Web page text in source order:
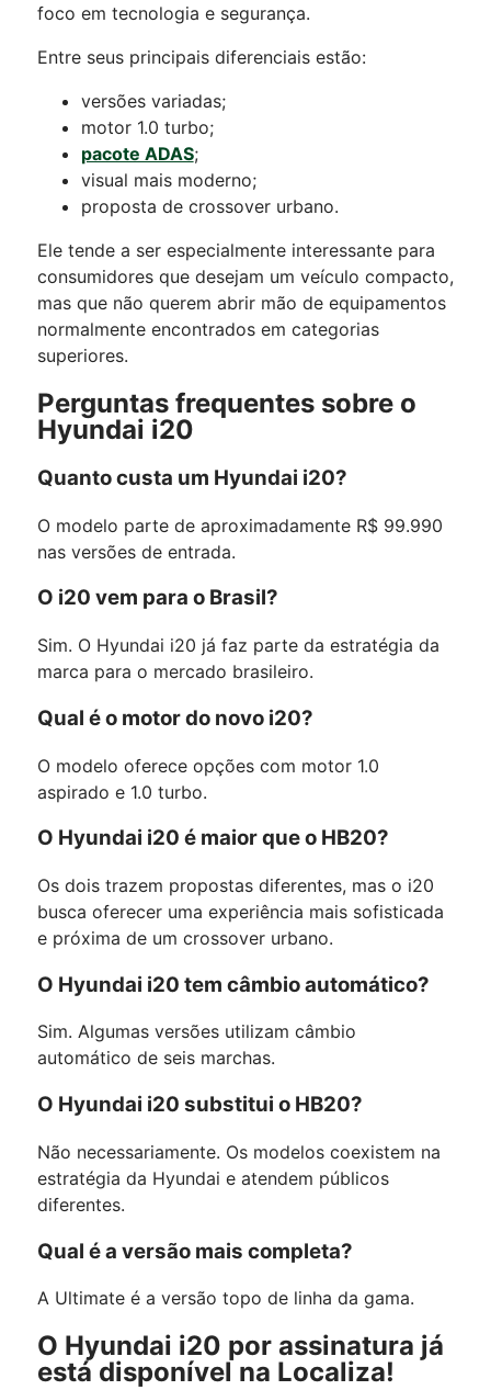
foco em tecnologia e segurança.
Entre seus principais diferenciais estão:
versões variadas;
motor 1.0 turbo;
pacote ADAS;
visual mais moderno;
proposta de crossover urbano.
Ele tende a ser especialmente interessante para
consumidores que desejam um veículo compacto,
mas que não querem abrir mão de equipamentos
normalmente encontrados em categorias
superiores.
Perguntas frequentes sobre o
Hyundai i20
Quanto custa um Hyundai i20?
O modelo parte de aproximadamente R$ 99.990
nas versões de entrada.
O i20 vem para o Brasil?
Sim. O Hyundai i20 já faz parte da estratégia da
marca para o mercado brasileiro.
Qual é o motor do novo i20?
O modelo oferece opções com motor 1.0
aspirado e 1.0 turbo.
O Hyundai i20 é maior que o HB20?
Os dois trazem propostas diferentes, mas o i20
busca oferecer uma experiência mais sofisticada
e próxima de um crossover urbano.
O Hyundai i20 tem câmbio automático?
Sim. Algumas versões utilizam câmbio
automático de seis marchas.
O Hyundai i20 substitui o HB20?
Não necessariamente. Os modelos coexistem na
estratégia da Hyundai e atendem públicos
diferentes.
Qual é a versão mais completa?
A Ultimate é a versão topo de linha da gama.
O Hyundai i20 por assinatura já
está disponível na Localiza!